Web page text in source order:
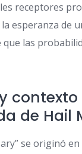
receptores
esperanza de
que las
de Hail
se originó en